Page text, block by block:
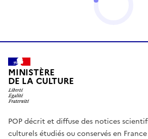
MINISTÈRE
DE LA CULTURE
POP décrit et diffuse des notices
culturels étudiés ou conservés en